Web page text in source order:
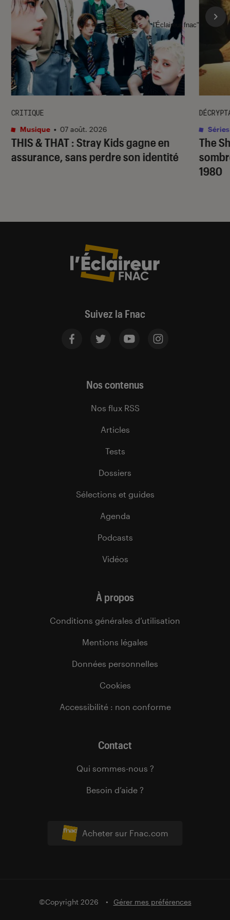
THIS & THAT: Stray Kids gagne en
assurance, sans perdre son identité
CRITIQUE
Musique • 07 août. 2026
The
1980
Séries
l'Éclaireur fnac">
Suivez la Fnac
Acheter sur Fnac.com
Nos contenus
Nos flux RSS
Articles
Tests
Dossiers
Sélections et guides
Agenda
Podcasts
Vidéos
À propos
Conditions générales d’utilisation
Mentions légales
Données personnelles
Cookies
Accessibilité : non conforme
Contact
Qui sommes-nous ?
Besoin d’aide ?
©Copyright 2026 Gérer mes préférences